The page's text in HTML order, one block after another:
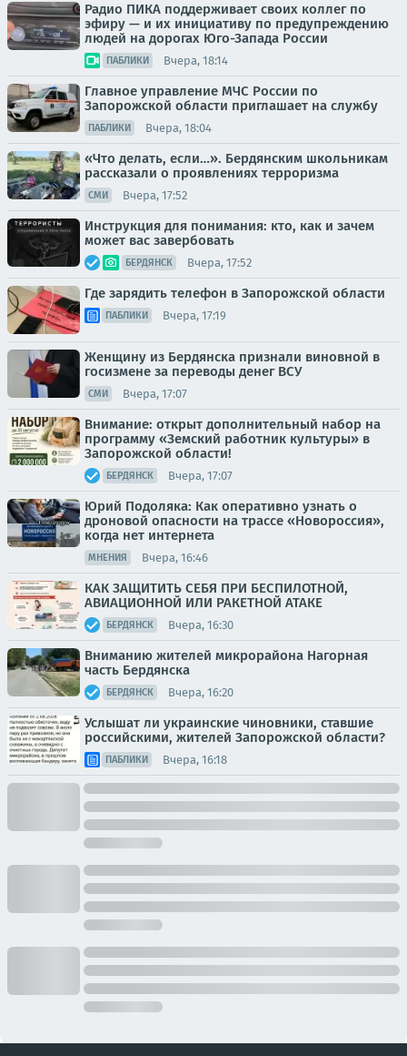
Радио ПИКА поддерживает своих коллег по
эфиру — и их инициативу по предупреждению
людей на дорогах Юго-Запада России
ПАБЛИКИ Вчера, 18:14
Главное управление МЧС России по
Запорожской области приглашает на службу
ПАБЛИКИ Вчера, 18:04
«Что делать, если…». Бердянским школьникам
рассказали о проявлениях терроризма
СМИ Вчера, 17:52
Инструкция для понимания: кто, как и зачем
может вас завербовать
БЕРДЯНСК Вчера, 17:52
Где зарядить телефон в Запорожской области
ПАБЛИКИ Вчера, 17:19
Женщину из Бердянска признали виновной в
госизмене за переводы денег ВСУ
СМИ Вчера, 17:07
Внимание: открыт дополнительный набор на
программу «Земский работник культуры» в
Запорожской области!
БЕРДЯНСК Вчера, 17:07
Юрий Подоляка: Как оперативно узнать о
дроновой опасности на трассе «Новороссия»,
когда нет интернета
МНЕНИЯ Вчера, 16:46
КАК ЗАЩИТИТЬ СЕБЯ ПРИ БЕСПИЛОТНОЙ,
АВИАЦИОННОЙ ИЛИ РАКЕТНОЙ АТАКЕ
БЕРДЯНСК Вчера, 16:30
Вниманию жителей микрорайона Нагорная
часть Бердянска
БЕРДЯНСК Вчера, 16:20
Услышат ли украинские чиновники, ставшие
российскими, жителей Запорожской области?
ПАБЛИКИ Вчера, 16:18